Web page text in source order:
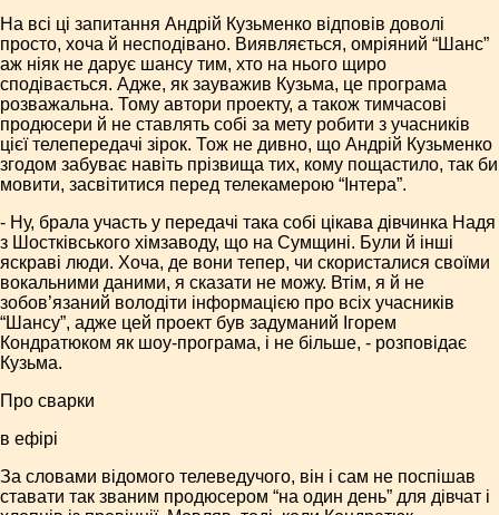
На всі ці запитання Андрій Кузьменко відповів доволі
просто, хоча й несподівано. Виявляється, омріяний “Шанс”
аж ніяк не дарує шансу тим, хто на нього щиро
сподівається. Адже, як зауважив Кузьма, це програма
розважальна. Тому автори проекту, а також тимчасові
продюсери й не ставлять собі за мету робити з учасників
цієї телепередачі зірок. Тож не дивно, що Андрій Кузьменко
згодом забуває навіть прізвища тих, кому пощастило, так би
мовити, засвітитися перед телекамерою “Інтера”.
- Ну, брала участь у передачі така собі цікава дівчинка Надя
з Шостківського хімзаводу, що на Сумщині. Були й інші
яскраві люди. Хоча, де вони тепер, чи скористалися своїми
вокальними даними, я сказати не можу. Втім, я й не
зобов’язаний володіти інформацією про всіх учасників
“Шансу”, адже цей проект був задуманий Ігорем
Кондратюком як шоу-програма, і не більше, - розповідає
Кузьма.
Про сварки
в ефірі
За словами відомого телеведучого, він і сам не поспішав
ставати так званим продюсером “на один день” для дівчат і